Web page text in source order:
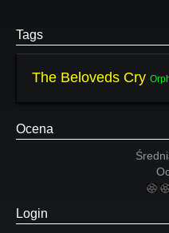
Tags
The Beloveds Cry
Ocena
Login